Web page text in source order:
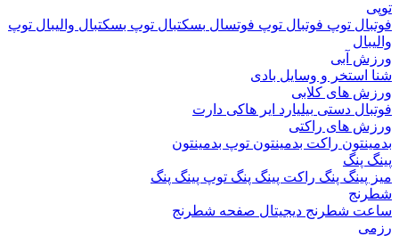
توپ فوتبالتوپ فوتسالبسکتبالتوپ بسکتبالوالیبال توپ
آبی
و وسایل بادی
های کلابی
دستیبیلیاردایر هاکیدارت
های راکتی
راکت بدمینتونتوپ بدمینتون
پنگ
پنگراکت پینگ پنگتوپ پینگ پنگ
شطرنج دیجیتالصفحه شطرنج